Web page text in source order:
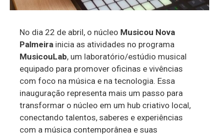
No dia 22 de abril, o núcleo Musicou Nova
Palmeira inicia as atividades no programa
MusicouLab, um laboratório/estúdio musical
equipado para promover oficinas e vivências
com foco na música e na tecnologia. Essa
inauguração representa mais um passo para
transformar o núcleo em um hub criativo local,
conectando talentos, saberes e experiências
com a música contemporânea e suas